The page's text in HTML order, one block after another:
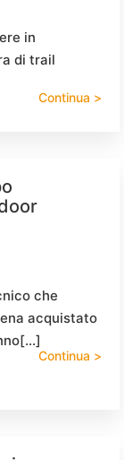
in
di trail
Continua >
che
acquistato
Continua >